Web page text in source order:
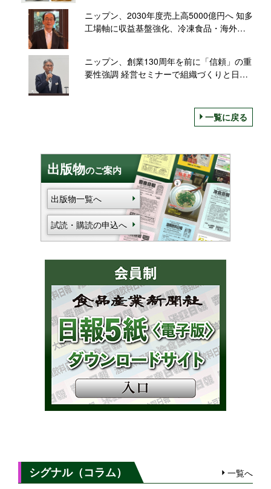
ニップン、2030年度売上高5000億円へ 知多
工場軸に収益基盤強化、冷凍食品・海外を
ニップン、創業130周年を前に「信頼」の重
要性強調 経営セミナーで組織づくりと日本
一覧に戻る
出版物のご案内
出版物一覧へ
試読・購読の申込へ
シグナル（コラム） 一覧へ